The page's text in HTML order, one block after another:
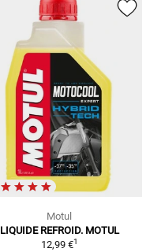
Motul
LIQUIDE REFROID. MOTUL
12,99 €1